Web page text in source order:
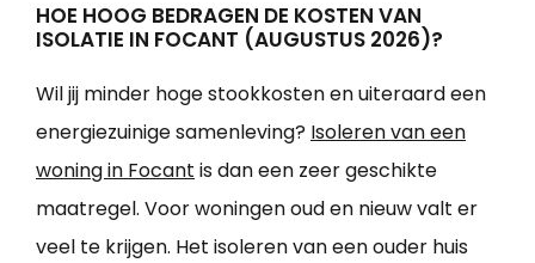
HOE HOOG BEDRAGEN DE KOSTEN VAN
ISOLATIE IN FOCANT (AUGUSTUS 2026)?
Wil jij minder hoge stookkosten en uiteraard een
energiezuinige samenleving? Isoleren van een
woning in Focant is dan een zeer geschikte
maatregel. Voor woningen oud en nieuw valt er
veel te krijgen. Het isoleren van een ouder huis